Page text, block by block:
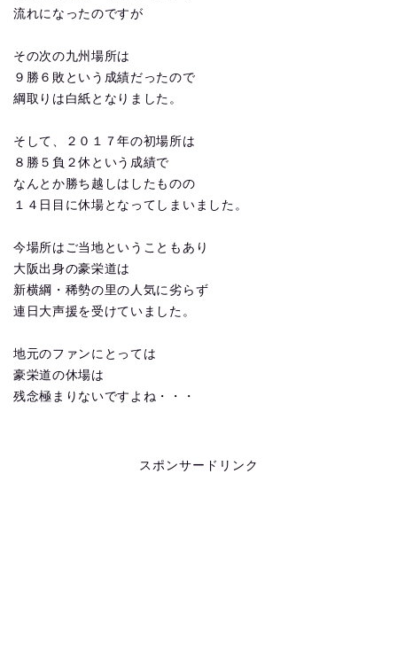
流れになったのですが
その次の九州場所は
９勝６敗という成績だったので
綱取りは白紙となりました。
そして、２０１７年の初場所は
８勝５負２休という成績で
なんとか勝ち越しはしたものの
１４日目に休場となってしまいました。
今場所はご当地ということもあり
大阪出身の豪栄道は
新横綱・稀勢の里の人気に劣らず
連日大声援を受けていました。
地元のファンにとっては
豪栄道の休場は
残念極まりないですよね・・・
スポンサードリンク